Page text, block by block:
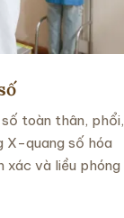
toàn thân, phổi,
X-quang số hóa
xác và liều phóng